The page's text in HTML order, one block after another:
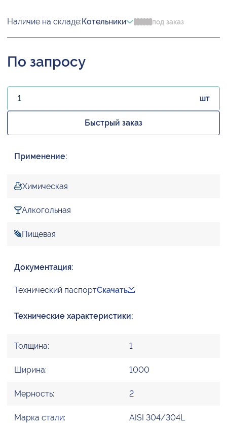
Наличие на складе:Котельники под заказ
По запросу
шт
Быстрый заказ
Применение:
Химическая
Алкогольная
Пищевая
Документация:
Технический паспортСкачать
Технические характеристики:
Толщина: 1
Ширина: 1000
Мерность: 2
Марка стали: AISI 304/304L